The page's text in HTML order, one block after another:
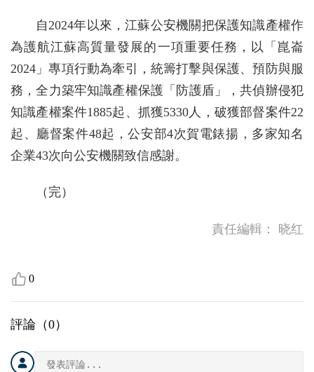
自2024年以來，江蘇公安機關把保護知識產權作
為護航江蘇高質量發展的一項重要任務，以「崑崙
2024」專項行動為牽引，統籌打擊與保護、預防與服
務，全力築牢知識產權保護「防護盾」，共偵辦侵犯
知識產權案件1885起、抓獲5330人，破獲部督案件22
起、廳督案件48起，公安部4次賀電錶揚，多家知名
企業43次向公安機關致信感謝。
（完）
責任編輯： 晓红
0
評論（0）